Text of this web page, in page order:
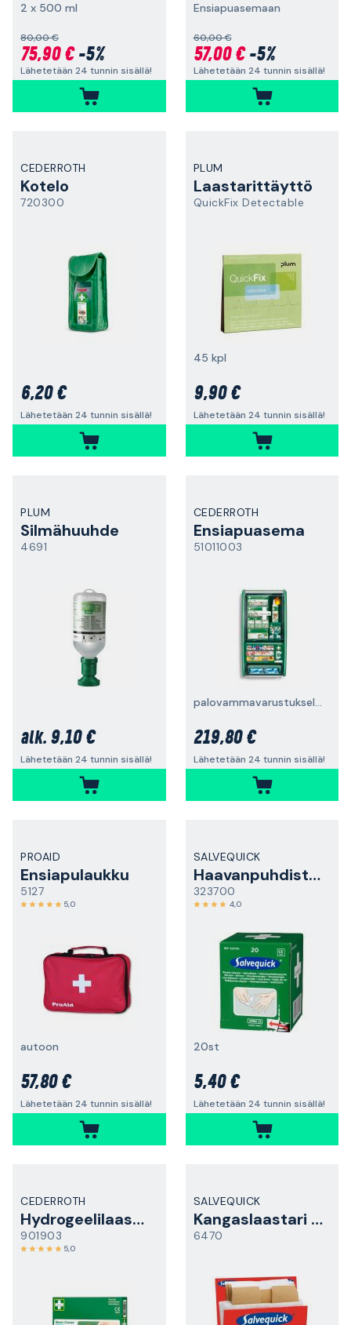
2 x 500 ml
80,00 €
75,90 €-5%
Lähetetään 24 tunnin sisällä!
Ensiapuasemaan
60,00 €
57,00 €-5%
Lähetetään 24 tunnin sisällä!
CEDERROTH
Kotelo
720300
6,20 €
Lähetetään 24 tunnin sisällä!
PLUM
Laastarittäyttö
QuickFix Detectable
45 kpl
9,90 €
Lähetetään 24 tunnin sisällä!
PLUM
Silmähuuhde
4691
alk. 9,10 €
Lähetetään 24 tunnin sisällä!
CEDERROTH
Ensiapuasema
51011003
palovammavarustuksella
219,80 €
Lähetetään 24 tunnin sisällä!
PROAID
Ensiapulaukku
5127
5,0
autoon
57,80 €
Lähetetään 24 tunnin sisällä!
SALVEQUICK
Haavanpuhdistuspyyhe
323700
4,0
20st
5,40 €
Lähetetään 24 tunnin sisällä!
CEDERROTH
Hydrogeelilaastari
901903
5,0
SALVEQUICK
Kangaslaastari XL
6470